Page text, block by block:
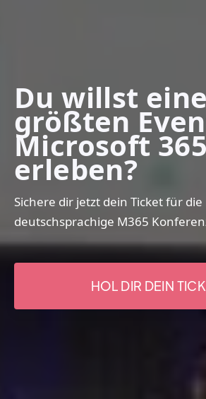
Du willst
größten
Microsoft
erleben?
Sichere dir jetzt dein Ticket für die
deutschsprachige M365
HOL DIR DEIN